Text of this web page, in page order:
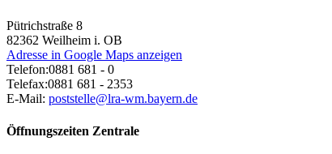
Pütrichstraße 8
82362 Weilheim i. OB
Adresse in Google Maps anzeigen
Telefon:0881 681 - 0
Telefax:0881 681 - 2353
E-Mail: poststelle@lra-wm.bayern.de
Öffnungszeiten Zentrale